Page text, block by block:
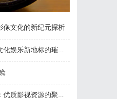
像文化的新纪元探析
乐新地标的璀璨明珠
的聚集地与观影体验升级方案